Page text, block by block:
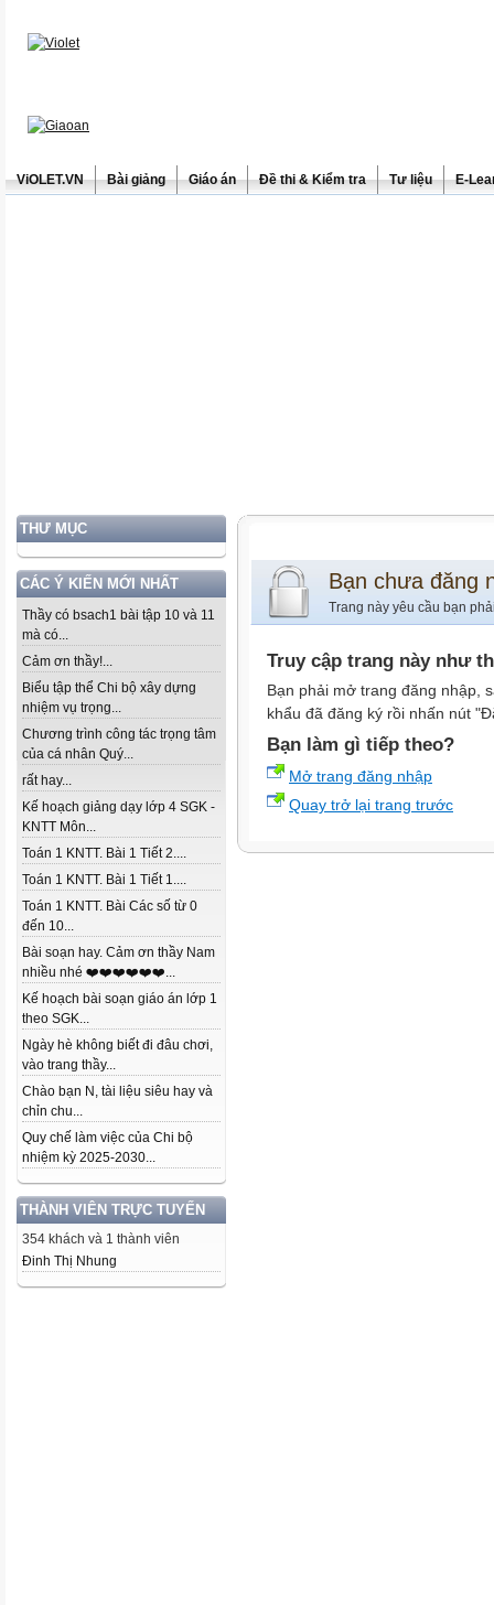
ViOLET.VN Bài giảng Giáo án Đề thi & Kiểm tra Tư liệu E-
THƯ MỤC
CÁC Ý KIẾN MỚI NHẤT
Thầy có bsach1 bài tập 10 và 11
mà có...
Cảm ơn thầy!...
Biểu tập thể Chi bộ xây dựng
nhiệm vụ trọng...
Chương trình công tác trọng tâm
của cá nhân Quý...
rất hay...
Kế hoạch giảng dạy lớp 4 SGK -
KNTT Môn...
Toán 1 KNTT. Bài 1 Tiết 2....
Toán 1 KNTT. Bài 1 Tiết 1....
Toán 1 KNTT. Bài Các số từ 0
đến 10...
Bài soạn hay. Cảm ơn thầy Nam
nhiều nhé ❤️❤️❤️❤️❤️❤️...
Kế hoạch bài soạn giáo án lớp 1
theo SGK...
Ngày hè không biết đi đâu chơi,
vào trang thầy...
Chào bạn N, tài liệu siêu hay và
chỉn chu...
Quy chế làm việc của Chi bộ
nhiệm kỳ 2025-2030...
THÀNH VIÊN TRỰC TUYẾN
354 khách và 1 thành viên
Đinh Thị Nhung
Bạn chưa đăng
Trang này yêu cầu bạn
Truy cập trang này như
Bạn phải mở trang đăng nhập,
khẩu đã đăng ký rồi nhấn nút
Bạn làm gì tiếp theo?
Mở trang đăng nhập
Quay trở lại trang trước